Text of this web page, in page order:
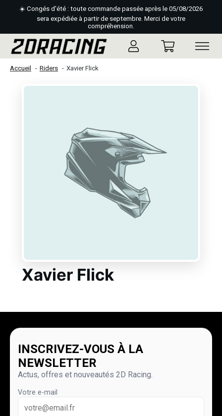
☀️ Congés d'été : toute commande passée après le 05/08/2026
sera expédiée à partir de septembre. Merci de votre
compréhension.
Accueil Riders Xavier Flick
Xavier Flick
INSCRIVEZ-VOUS À LA
NEWSLETTER
Actus, offres et nouveautés 2D Racing.
Votre e-mail